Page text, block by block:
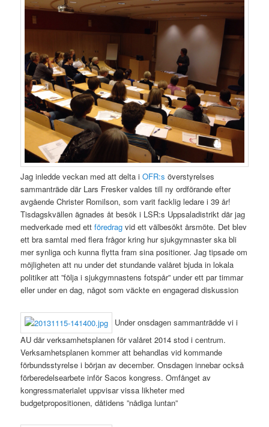
Jag inledde veckan med att delta iOFR:s överstyrelses
sammanträde där Lars Fresker valdes till ny ordförande efter
avgående Christer Romilson, som varit facklig ledare i 39 år!
Tisdagskvällen ägnades åt besök i LSR:s Uppsaladistrikt där jag
medverkade med ettföredrag vid ett välbesökt årsmöte. Det blev
ett bra samtal med flera frågor kring hur sjukgymnaster ska bli
mer synliga och kunna flytta fram sina positioner. Jag tipsade om
möjligheten att nu under det stundande valåret bjuda in lokala
politiker att ”följa i sjukgymnastens fotspår” under ett par timmar
eller under en dag, något som väckte en engagerad diskussion
Under onsdagen sammanträdde vi i
AU där verksamhetsplanen för valåret 2014 stod i centrum.
Verksamhetsplanen kommer att behandlas vid kommande
förbundsstyrelse i början av december. Onsdagen innebar också
förberedelsearbete inför Sacos kongress. Omfånget av
kongressmaterialet uppvisar vissa likheter med
budgetpropositionen, dåtidens ”nådiga luntan”